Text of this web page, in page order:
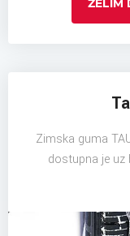
ŽELIM
Zimska guma
dostupna je uz